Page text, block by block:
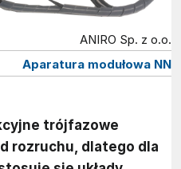
ANIRO Sp. z o.o.
Aparatura modułowa NN
trójfazowe
rozruchu, dlatego dla